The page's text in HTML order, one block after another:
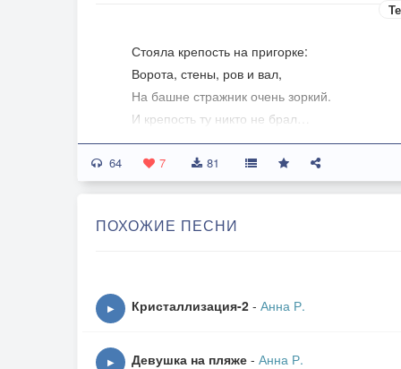
Стояла крепость на пригорке:
Ворота, стены, ров и вал,
На башне стражник очень зоркий.
И крепость ту никто не брал…
Посмотрят: «Ух, она какая!
Такую с ходу не возьмёшь.
Тут и полгода проведёшь!»
Ища попроще крепостей,
64 7 81
ПОХОЖИЕ ПЕСНИ
▶ Кристаллизация-2 - Анна Р.
▶ Девушка на пляже - Анна Р.